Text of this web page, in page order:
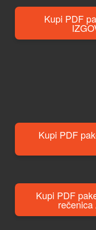
Kupi PDF
Kupi PDF
Kupi PDF